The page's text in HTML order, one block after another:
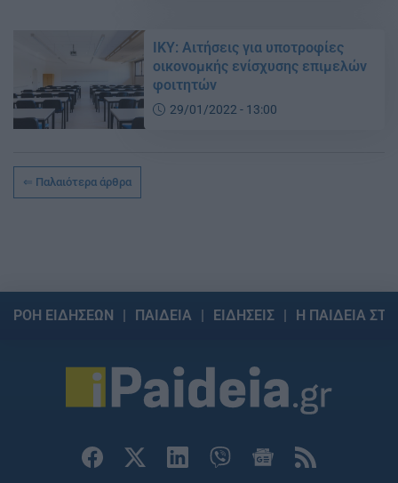
ΙΚΥ: Αιτήσεις για υποτροφίες
οικονομκής ενίσχυσης επιμελών
φοιτητών
29/01/2022 - 13:00
Παλαιότερα άρθρα
ΡΟΗ ΕΙΔΗΣΕΩΝ ΠΑΙΔΕΙΑ ΕΙΔΗΣΕΙΣ Η ΠΑΙΔΕΙΑ